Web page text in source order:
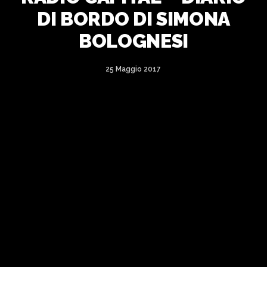
DI BORDO DI SIMONA
BOLOGNESI
25 Maggio 2017